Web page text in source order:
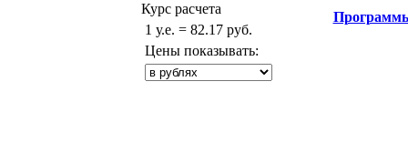
Курс расчета
1 у.е. = 82.17 руб.
Цены показывать: